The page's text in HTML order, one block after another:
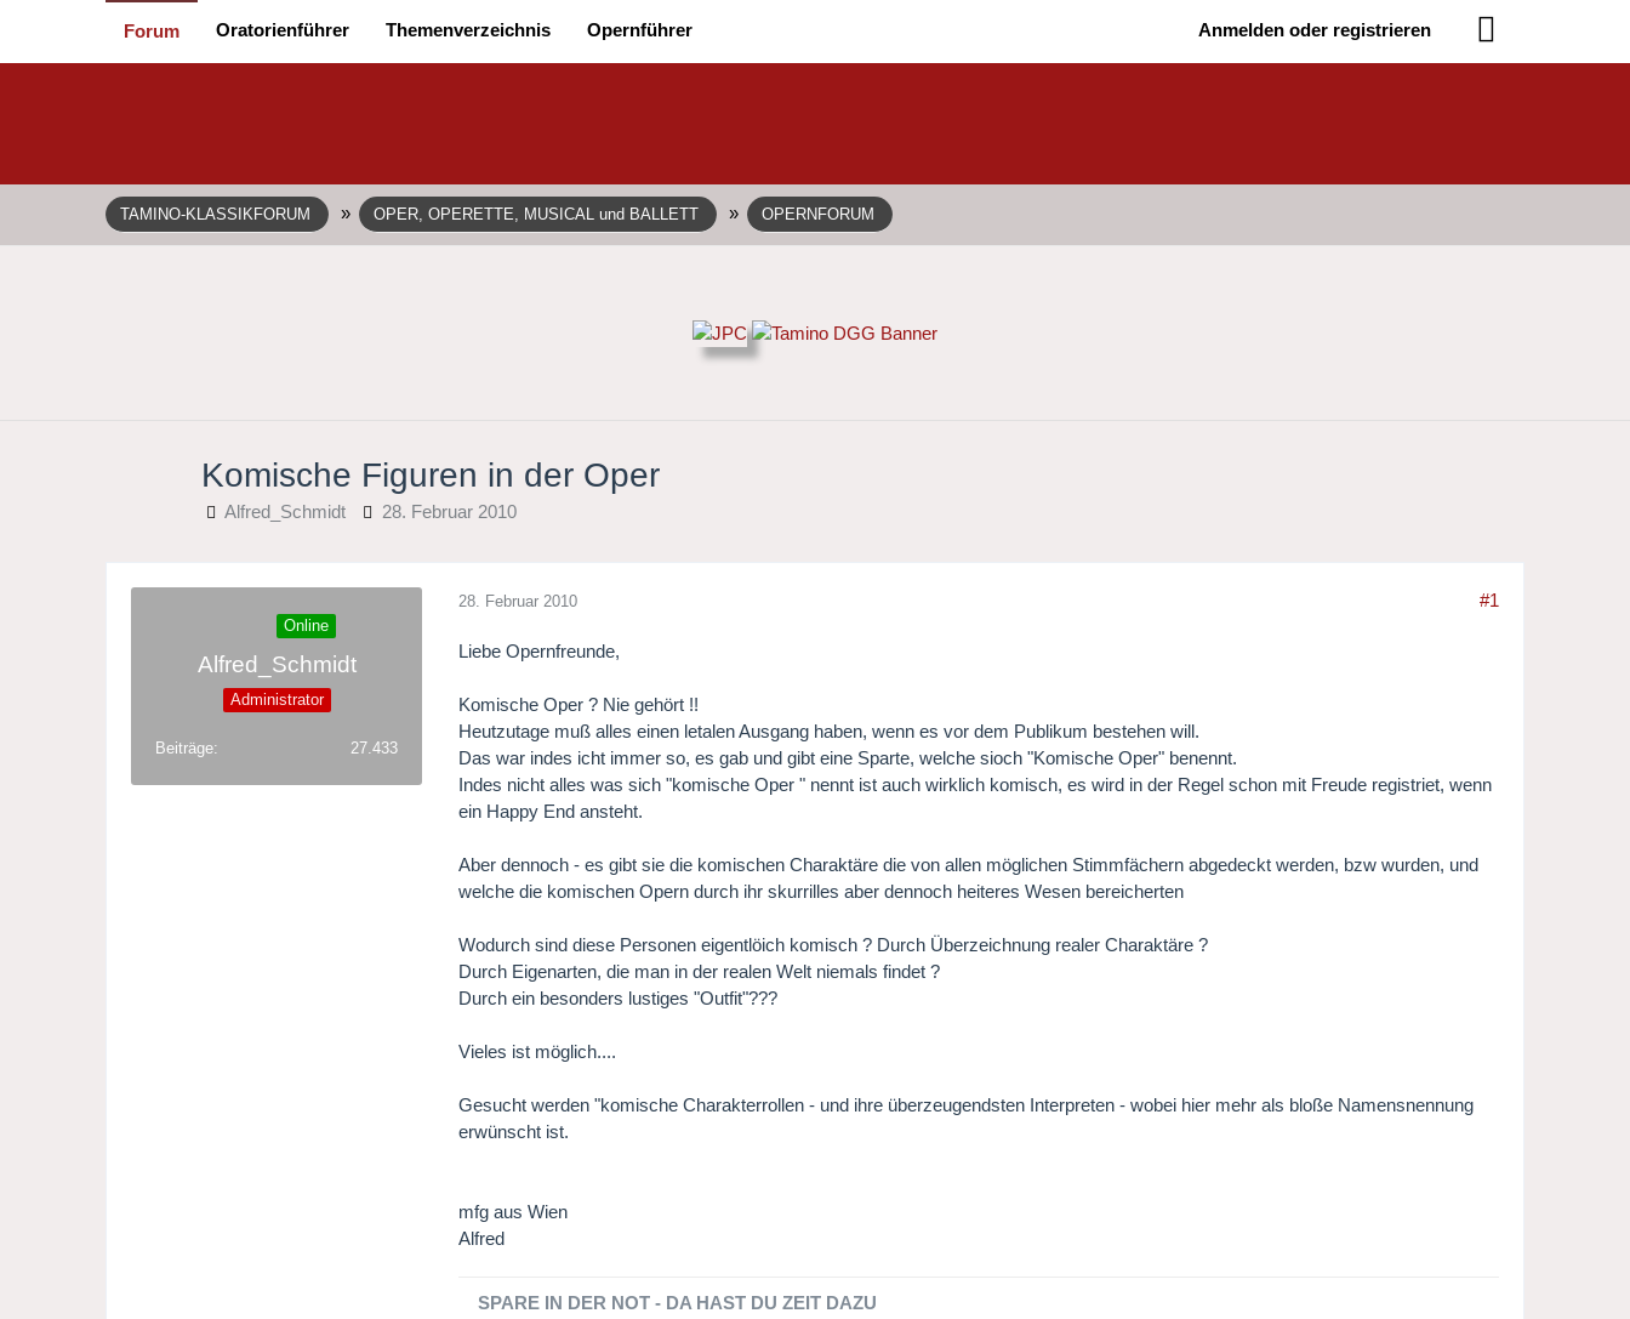
Forum Oratorienführer Themenverzeichnis Opernführer Anmelden oder registrieren
TAMINO-KLASSIKFORUM » OPER, OPERETTE, MUSICAL und BALLETT » OPERNFORUM
Komische Figuren in der Oper
Alfred_Schmidt 28. Februar 2010
Online
Alfred_Schmidt
Administrator
Beiträge 27.433
28. Februar 2010 #1
Liebe Opernfreunde,
Komische Oper ? Nie gehört !!
Heutzutage muß alles einen letalen Ausgang haben, wenn es vor dem Publikum bestehen will.
Das war indes icht immer so, es gab und gibt eine Sparte, welche sioch "Komische Oper" benennt.
Indes nicht alles was sich "komische Oper " nennt ist auch wirklich komisch, es wird in der Regel schon mit Freude registriet, wenn
ein Happy End ansteht.
Aber dennoch - es gibt sie die komischen Charaktäre die von allen möglichen Stimmfächern abgedeckt werden, bzw wurden, und
welche die komischen Opern durch ihr skurrilles aber dennoch heiteres Wesen bereicherten
Wodurch sind diese Personen eigentlöich komisch ? Durch Überzeichnung realer Charaktäre ?
Durch Eigenarten, die man in der realen Welt niemals findet ?
Durch ein besonders lustiges "Outfit"???
Vieles ist möglich....
Gesucht werden "komische Charakterrollen - und ihre überzeugendsten Interpreten - wobei hier mehr als bloße Namensnennung
erwünscht ist.
mfg aus Wien
Alfred
SPARE IN DER NOT - DA HAST DU ZEIT DAZU